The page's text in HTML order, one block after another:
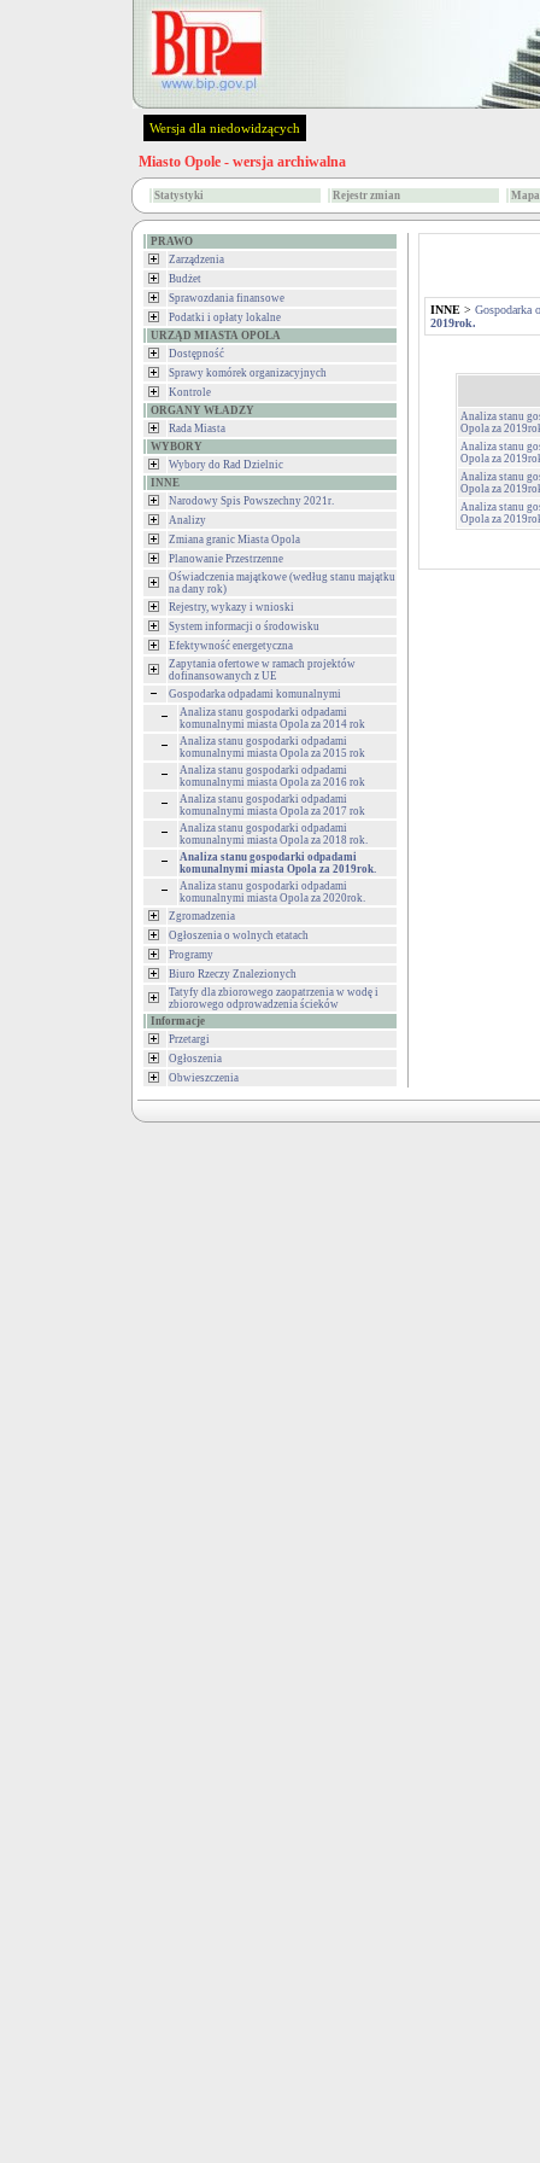
Wersja dla niedowidzących
Miasto Opole - wersja archiwalna
Statystyki Rejestr zmian
PRAWO
Zarządzenia
Budżet
Sprawozdania finansowe
Podatki i opłaty lokalne
URZĄD MIASTA OPOLA
Dostępność
Sprawy komórek organizacyjnych
Kontrole
ORGANY WŁADZY
Rada Miasta
WYBORY
Wybory do Rad Dzielnic
INNE
Narodowy Spis Powszechny 2021r.
Analizy
Zmiana granic Miasta Opola
Planowanie Przestrzenne
Oświadczenia majątkowe (według stanu majątku
na dany rok)
Rejestry, wykazy i wnioski
System informacji o środowisku
Efektywność energetyczna
Zapytania ofertowe w ramach projektów
dofinansowanych z UE
Gospodarka odpadami komunalnymi
Analiza stanu gospodarki odpadami
komunalnymi miasta Opola za 2014 rok
Analiza stanu gospodarki odpadami
komunalnymi miasta Opola za 2015 rok
Analiza stanu gospodarki odpadami
komunalnymi miasta Opola za 2016 rok
Analiza stanu gospodarki odpadami
komunalnymi miasta Opola za 2017 rok
Analiza stanu gospodarki odpadami
komunalnymi miasta Opola za 2018 rok.
Analiza stanu gospodarki odpadami
komunalnymi miasta Opola za 2019rok.
Analiza stanu gospodarki odpadami
komunalnymi miasta Opola za 2020rok.
Zgromadzenia
Ogłoszenia o wolnych etatach
Programy
Biuro Rzeczy Znalezionych
Tatyfy dla zbiorowego zaopatrzenia w wodę i
zbiorowego odprowadzenia ścieków
Informacje
Przetargi
Ogłoszenia
Obwieszczenia
INNE > Gospodarka
2019rok.
Analiza stanu
Opola za
Analiza stanu
Opola za
Analiza stanu
Opola za
Analiza stanu
Opola za